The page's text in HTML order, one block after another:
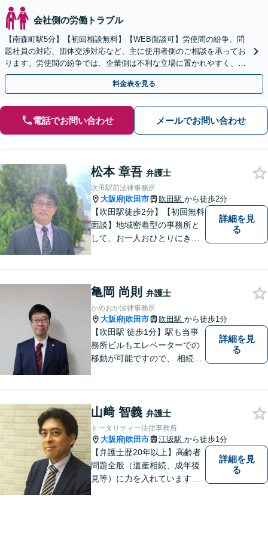
会社側の労働トラブル
【南森町駅5分】【初回相談無料】【WEB面談可】労使間の紛争、問
題社員の対応、団体交渉対応など、主に使用者側のご相談を承ってお
ります。労使間の紛争では、企業側は不利な立場に置かれやすく、適
切な対応が必要です。お早めに弁護士にご相談ください。
料金表を見る
電話でお問い合わせ メールでお問い合わせ
松本 章吾 弁護士
吹田駅前法律事務所
大阪府|吹田市 吹田駅 から徒歩2分
【吹田駅徒歩2分】【初回無料
面談】地域密着型の事務所と
して、お一人おひとりにきめ
ごとに対応！まずは無料相談
にお越しください。【完全個
室対応】
詳細を見
る
亀岡 尚則 弁護士
かめおか法律事務所
大阪府|吹田市 吹田駅 から徒歩1分
【吹田駅 徒歩1分】駅も当事
務所ビルもエレベーターでの
移動が可能ですので、 相続の
あれば出張相談にも応じてお
りますのでお気軽にご相談く
ださい。
詳細を見
る
山﨑 智義 弁護士
トータリティー法律事務所
大阪府|吹田市 江坂駅 から徒歩1分
【弁護士歴20年以上】高齢者
問題全般（遺産相続、成年後
見等）に力を入れています。
詳細を見
る